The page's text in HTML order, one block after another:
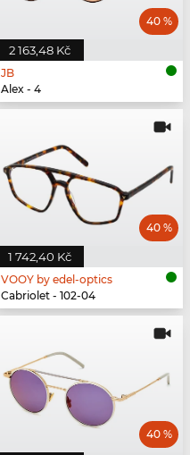
2 163,48 Kč
40 %
JB
Alex - 4
1 742,40 Kč
40 %
VOOY by edel-optics
Cabriolet - 102-04
40 %